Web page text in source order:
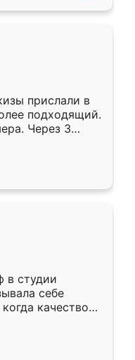
прислали в
подходящий.
Через 3
Остались
Ренессанс
в студии
себе
качеством
уже почти